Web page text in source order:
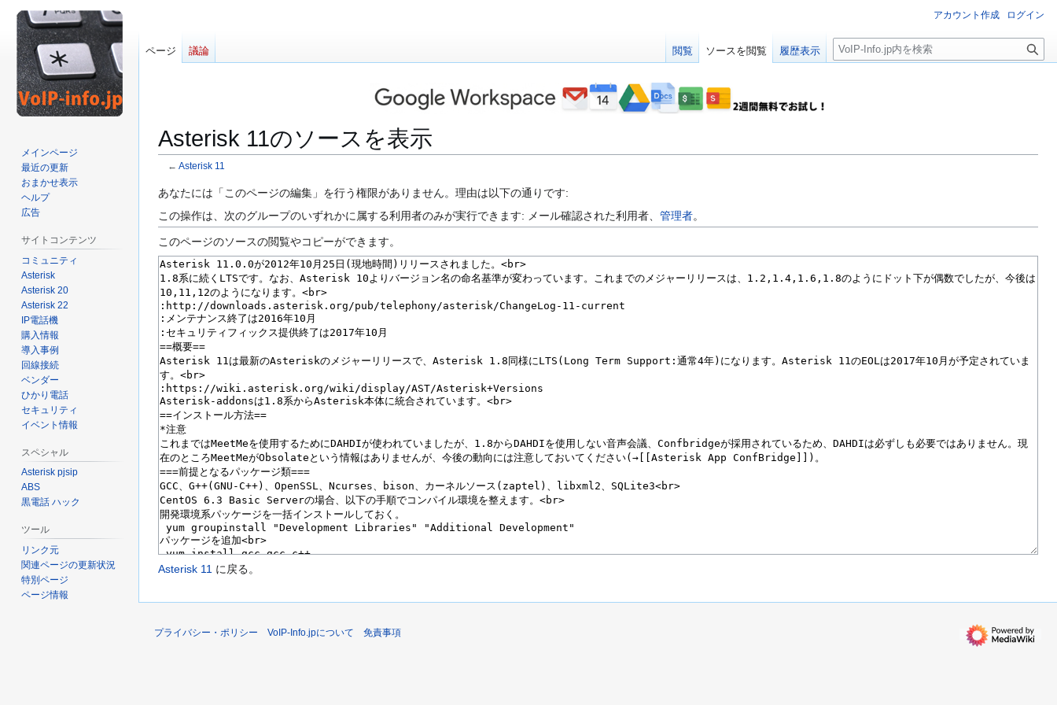
Asterisk 11のソースを表示
← Asterisk 11
ナ
ビ
ゲ
ー
シ
ョ
ン
に
移
動
検
索
に
移
動
あなたには「このページの編集」を行う権限がありません。理由は以下の通りです:
この操作は、次のグループのいずれかに属する利用者のみが実行できます: メール確認された利用者、 管理者。
このページのソースの閲覧やコピーができます。
Asterisk 11 に戻る。
アカウント作成 ログイン
ページ 議論 閲覧 ソースを閲覧 履歴表示
検
索
メインページ
最近の更新
おまかせ表示
ヘルプ
広告
サイトコンテンツ
コミュニティ
Asterisk
Asterisk 20
Asterisk 22
IP電話機
購入情報
導入事例
回線接続
ベンダー
ひかり電話
セキュリティ
イベント情報
スペシャル
Asterisk pjsip
ABS
黒電話 ハック
ツール
リンク元
関連ページの更新状況
特別ページ
ページ情報
プライバシー・ポリシー VoIP-Info.jpについて 免責事項